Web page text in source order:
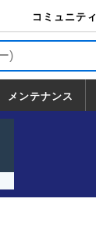
コミュニティ
メンテナンス